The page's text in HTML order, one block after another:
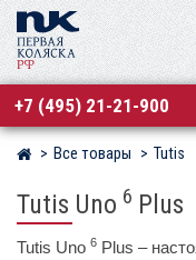
+7 (495) 21-21-900
Магазин детских
Все товары Tutis
Tutis Uno 6 Plus
Tutis Uno 6 Plus –